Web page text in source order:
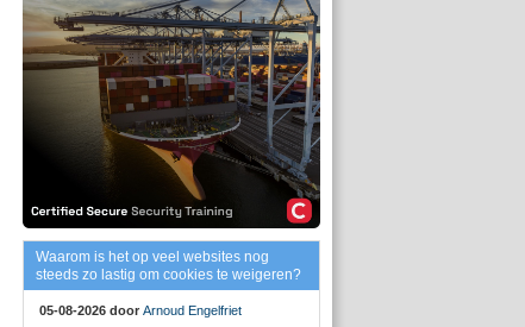
Waarom is het op veel websites nog
steeds zo lastig om cookies te weigeren?
05-08-2026 door Arnoud Engelfriet